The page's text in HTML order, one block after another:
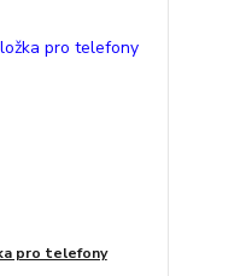
pro telefony